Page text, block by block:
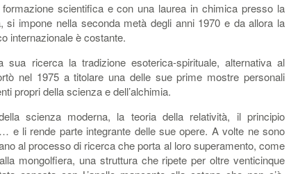
scientifica e con una laurea in chimica presso la
si impone nella seconda metà degli anni 1970 e da allora la
internazionale è costante.
ricerca la tradizione esoterica-spirituale, alternativa al
nel 1975 a titolare una delle sue prime mostre personali
propri della scienza e dell’alchimia.
scienza moderna, la teoria della relatività, il principio
e li rende parte integrante delle sue opere. A volte ne sono
al processo di ricerca che porta al loro superamento, come
mongolfiera, una struttura che ripete per oltre venticinque